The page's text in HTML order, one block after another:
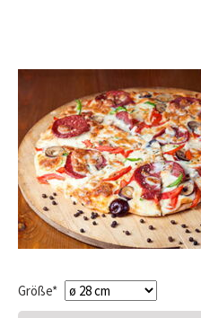
Pflichtfeld
Größe*